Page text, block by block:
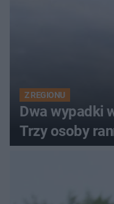
Z REGIONU
Dwa wypadki
Trzy osoby